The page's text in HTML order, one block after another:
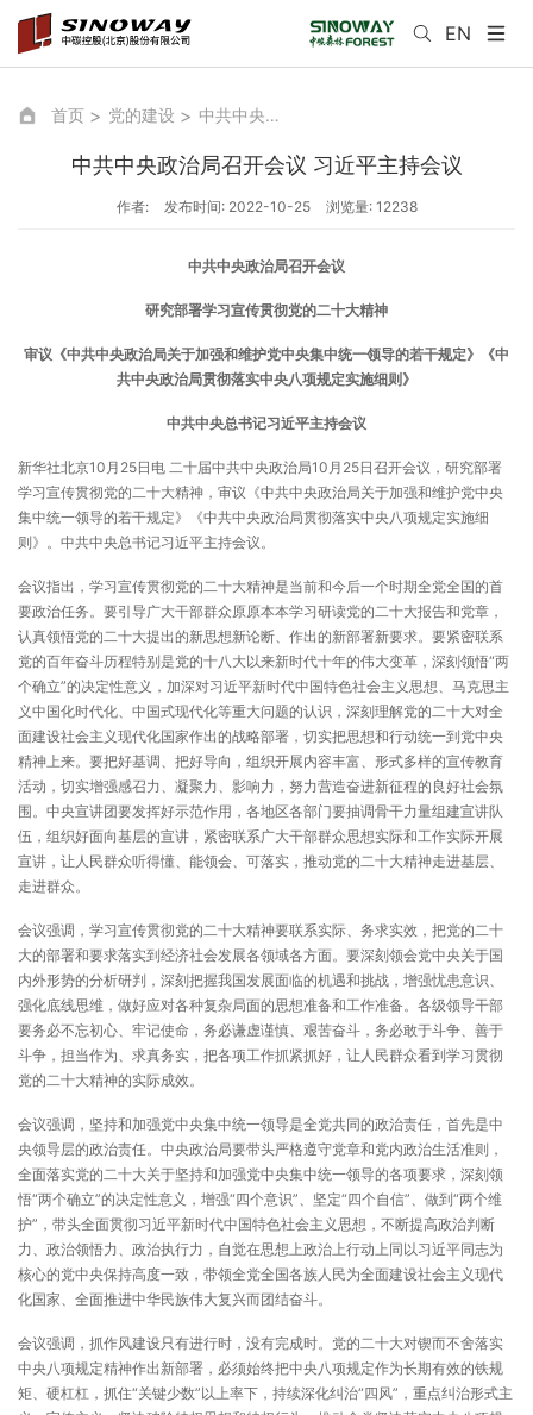
EN
首页 党的建设 中共中央政治局召开会议 习近平主持会议
中共中央政治局召开会议 习近平主持会议
作者: 发布时间: 2022-10-25 浏览量: 12238
中共中央政治局召开会议
研究部署学习宣传贯彻党的二十大精神
审议《中共中央政治局关于加强和维护党中央集中统一领导的若干规定》《中
共中央政治局贯彻落实中央八项规定实施细则》
中共中央总书记习近平主持会议
新华社北京10月25日电 二十届中共中央政治局10月25日召开会议，研究部署
学习宣传贯彻党的二十大精神，审议《中共中央政治局关于加强和维护党中央
集中统一领导的若干规定》《中共中央政治局贯彻落实中央八项规定实施细
则》。中共中央总书记习近平主持会议。
会议指出，学习宣传贯彻党的二十大精神是当前和今后一个时期全党全国的首
要政治任务。要引导广大干部群众原原本本学习研读党的二十大报告和党章，
认真领悟党的二十大提出的新思想新论断、作出的新部署新要求。要紧密联系
党的百年奋斗历程特别是党的十八大以来新时代十年的伟大变革，深刻领悟“两
个确立”的决定性意义，加深对习近平新时代中国特色社会主义思想、马克思主
义中国化时代化、中国式现代化等重大问题的认识，深刻理解党的二十大对全
面建设社会主义现代化国家作出的战略部署，切实把思想和行动统一到党中央
精神上来。要把好基调、把好导向，组织开展内容丰富、形式多样的宣传教育
活动，切实增强感召力、凝聚力、影响力，努力营造奋进新征程的良好社会氛
围。中央宣讲团要发挥好示范作用，各地区各部门要抽调骨干力量组建宣讲队
伍，组织好面向基层的宣讲，紧密联系广大干部群众思想实际和工作实际开展
宣讲，让人民群众听得懂、能领会、可落实，推动党的二十大精神走进基层、
走进群众。
会议强调，学习宣传贯彻党的二十大精神要联系实际、务求实效，把党的二十
大的部署和要求落实到经济社会发展各领域各方面。要深刻领会党中央关于国
内外形势的分析研判，深刻把握我国发展面临的机遇和挑战，增强忧患意识、
强化底线思维，做好应对各种复杂局面的思想准备和工作准备。各级领导干部
要务必不忘初心、牢记使命，务必谦虚谨慎、艰苦奋斗，务必敢于斗争、善于
斗争，担当作为、求真务实，把各项工作抓紧抓好，让人民群众看到学习贯彻
党的二十大精神的实际成效。
会议强调，坚持和加强党中央集中统一领导是全党共同的政治责任，首先是中
央领导层的政治责任。中央政治局要带头严格遵守党章和党内政治生活准则，
全面落实党的二十大关于坚持和加强党中央集中统一领导的各项要求，深刻领
悟“两个确立”的决定性意义，增强“四个意识”、坚定“四个自信”、做到“两个维
护”，带头全面贯彻习近平新时代中国特色社会主义思想，不断提高政治判断
力、政治领悟力、政治执行力，自觉在思想上政治上行动上同以习近平同志为
核心的党中央保持高度一致，带领全党全国各族人民为全面建设社会主义现代
化国家、全面推进中华民族伟大复兴而团结奋斗。
会议强调，抓作风建设只有进行时，没有完成时。党的二十大对锲而不舍落实
中央八项规定精神作出新部署，必须始终把中央八项规定作为长期有效的铁规
矩、硬杠杠，抓住“关键少数”以上率下，持续深化纠治“四风”，重点纠治形式主